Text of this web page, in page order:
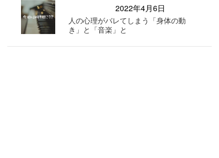
2022年4月6日
人の心理がバレてしまう「身体の動
き」と「音楽」と